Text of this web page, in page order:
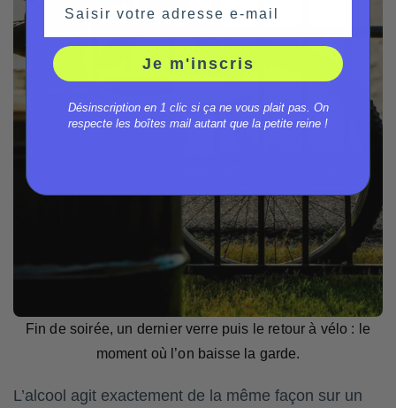
Fin de soirée, un dernier verre puis le retour à vélo : le
moment où l’on baisse la garde.
L’alcool agit exactement de la même façon sur un
Je m'inscris
Désinscription en 1 clic si ça ne vous plait pas. On
respecte les boîtes mail autant que la petite reine !